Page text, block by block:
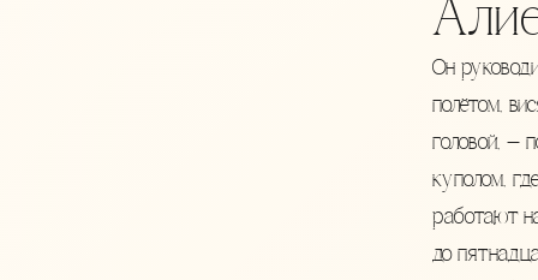
Он
полётом,
головой, —
куполом,
работают
до